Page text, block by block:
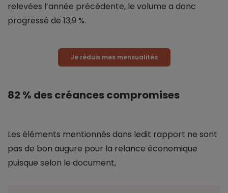
relevées l’année précédente, le volume a donc
progressé de 13,9 %.
Je réduis mes mensualités
82 % des créances compromises
Les éléments mentionnés dans ledit rapport ne sont
pas de bon augure pour la relance économique
puisque selon le document,